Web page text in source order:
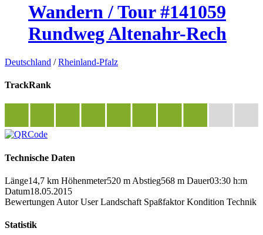
Wandern / Tour #141059
Rundweg Altenahr-Rech
Deutschland /Rheinland-Pfalz
TrackRank
Technische Daten
Länge14,7 km Höhenmeter520 m Abstieg568 m Dauer03:30 h:m
Datum18.05.2015
Bewertungen Autor User Landschaft Spaßfaktor Kondition Technik
Statistik